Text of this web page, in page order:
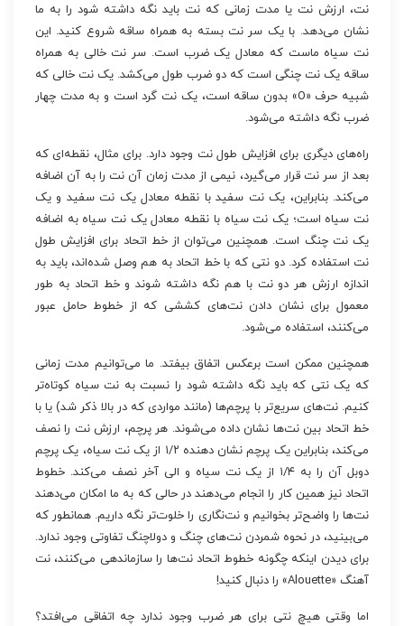
نت، ارزش نت یا مدت زمانی که نت باید نگه داشته شود را به ما
نشان می‌دهد. با یک سر نت بسته به همراه ساقه شروع کنید. این
نت سیاه ماست که معادل یک ضرب است. سر نت خالی به همراه
ساقه یک نت چنگی است که دو ضرب طول می‌کشد. یک نت خالی که
شبیه حرف «O» بدون ساقه است، یک نت گرد است و به مدت چهار
ضرب نگه داشته می‌شود.
راه‌های دیگری برای افزایش طول نت وجود دارد. برای مثال، نقطه‌ای که
بعد از سر نت قرار می‌گیرد، نیمی از مدت زمان آن نت را به آن اضافه
می‌کند. بنابراین، یک نت سفید با نقطه معادل یک نت سفید و یک
نت سیاه است؛ یک نت سیاه با نقطه معادل یک نت سیاه به اضافه
یک نت چنگ است. همچنین می‌توان از خط اتحاد برای افزایش طول
نت استفاده کرد. دو نتی که با خط اتحاد به هم وصل شده‌اند، باید به
اندازه ارزش هر دو نت با هم نگه داشته شوند و خط اتحاد به طور
معمول برای نشان دادن نت‌های کششی که از خطوط حامل عبور
می‌کنند، استفاده می‌شود.
همچنین ممکن است برعکس اتفاق بیفتد. ما می‌توانیم مدت زمانی
که یک نتی که باید نگه داشته شود را نسبت به نت سیاه کوتاه‌تر
کنیم. نت‌های سریع‌تر با پرچم‌ها (مانند مواردی که در بالا ذکر شد) یا با
خط اتحاد بین نت‌ها نشان داده می‌شوند. هر پرچم، ارزش نت را نصف
می‌کند، بنابراین یک پرچم نشان دهنده ۱/۲ از یک نت سیاه، یک پرچم
دوبل آن را به ۱/۴ از یک نت سیاه و الی آخر نصف می‌کند. خطوط
اتحاد نیز همین کار را انجام می‌دهند در حالی که به ما امکان می‌دهند
نت‌ها را واضح‌تر بخوانیم و نت‌نگاری را خلوت‌تر نگه داریم. همانطور که
می‌بینید، در نحوه شمردن نت‌های چنگ و دولاچنگ تفاوتی وجود ندارد.
برای دیدن اینکه چگونه خطوط اتحاد نت‌ها را سازماندهی می‌کنند، نت
آهنگ «Alouette» را دنبال کنید!
اما وقتی هیچ نتی برای هر ضرب وجود ندارد چه اتفاقی می‌افتد؟